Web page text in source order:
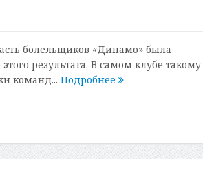
болельщиков «Динамо» была
результата. В самом клубе такому
команд... Подробнее